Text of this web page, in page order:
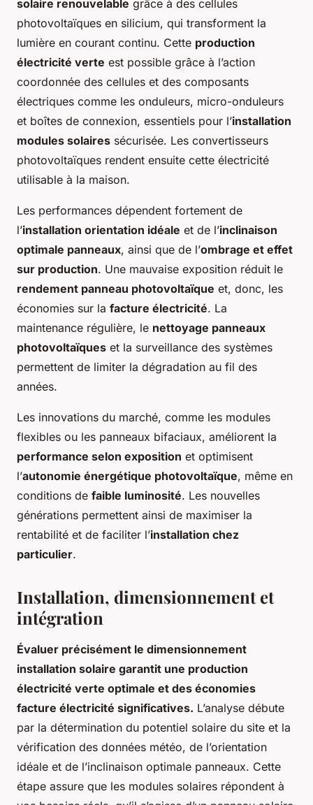
solaire renouvelable grâce à des cellules
photovoltaïques en silicium, qui transforment la
lumière en courant continu. Cette production
électricité verte est possible grâce à l’action
coordonnée des cellules et des composants
électriques comme les onduleurs, micro-onduleurs
et boîtes de connexion, essentiels pour l’installation
modules solaires sécurisée. Les convertisseurs
photovoltaïques rendent ensuite cette électricité
utilisable à la maison.
Les performances dépendent fortement de
l’installation orientation idéale et de l’inclinaison
optimale panneaux, ainsi que de l’ombrage et effet
sur production. Une mauvaise exposition réduit le
rendement panneau photovoltaïque et, donc, les
économies sur la facture électricité. La
maintenance régulière, le nettoyage panneaux
photovoltaïques et la surveillance des systèmes
permettent de limiter la dégradation au fil des
années.
Les innovations du marché, comme les modules
flexibles ou les panneaux bifaciaux, améliorent la
performance selon exposition et optimisent
l’autonomie énergétique photovoltaïque, même en
conditions de faible luminosité. Les nouvelles
générations permettent ainsi de maximiser la
rentabilité et de faciliter l’installation chez
particulier.
Installation, dimensionnement et
intégration
Évaluer précisément le dimensionnement
installation solaire garantit une production
électricité verte optimale et des économies
facture électricité significatives. L’analyse débute
par la détermination du potentiel solaire du site et la
vérification des données météo, de l’orientation
idéale et de l’inclinaison optimale panneaux. Cette
étape assure que les modules solaires répondent à